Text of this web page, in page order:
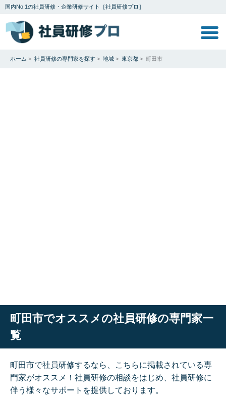
国内No.1の社員研修・企業研修サイト［社員研修プロ］
ホーム > 社員研修の専門家を探す > 地域 > 東京都 > 町田市
町田市でオススメの社員研修の専門家一
覧
町田市で社員研修するなら、こちらに掲載されている専
門家がオススメ！社員研修の相談をはじめ、社員研修に
伴う様々なサポートを提供しております。